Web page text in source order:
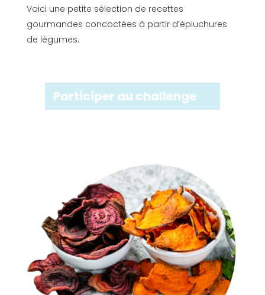
Voici une petite sélection de recettes
gourmandes concoctées à partir d’épluchures
de légumes.
Participer au challenge